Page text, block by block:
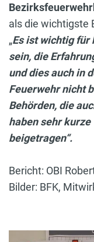
als die wichtigste
„Es ist wichtig für
sein, die
und dies auch in
Feuerwehr nicht
Behörden, die
haben sehr
beigetragen“.
Bericht: OBI
Bilder: BFK,